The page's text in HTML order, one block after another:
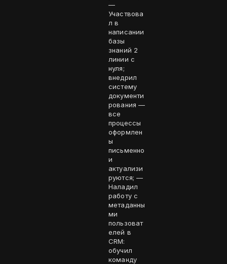
—
Участвова
л в
написании
базы
знаний 2
линии с
нуля;
внедрил
систему
документи
рования —
все
процессы
оформлен
ы
письменно
и
актуализи
руются; —
Наладил
работу с
метаданны
ми
пользоват
елей в
CRM:
обучил
команду